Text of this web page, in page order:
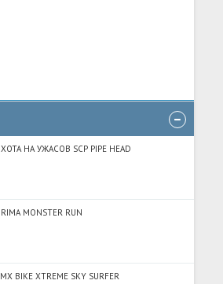
НА УЖАСОВ SCP PIPE HEAD
MONSTER RUN
BIKE XTREME SKY SURFER